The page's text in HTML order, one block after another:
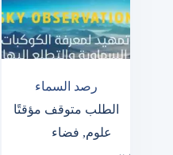
رصد السماء
الطلب متوقف مؤقتًا
علوم, فضاء